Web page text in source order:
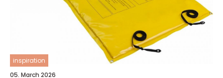
inspiration
05. March 2026